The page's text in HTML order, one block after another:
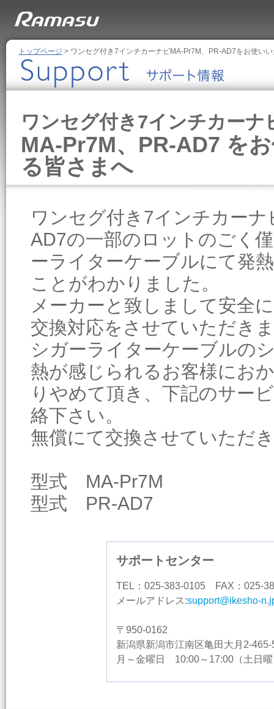
トップページ > ワンセグ付き7インチカーナビMA-Pr7M、PR-AD7をお使い
ワンセグ付き7インチカーナ
MA-Pr7M、PR-AD7 を
る皆さまへ
ワンセグ付き7インチカー
AD7の一部のロットのごく
ーライターケーブルにて発
ことがわかりました。
メーカーと致しまして安全
交換対応をさせていただき
シガーライターケーブルの
熱が感じられるお客様にお
りやめて頂き、下記のサー
絡下さい。
無償にて交換させていただ
型式 MA-Pr7M
型式 PR-AD7
サポートセンター
TEL：025-383-0105 FAX：025-
メールアドレス:support@ikesho-
〒950-0162
新潟県新潟市江南区亀田大月2-465-
月～金曜日 10:00～17:00（土日